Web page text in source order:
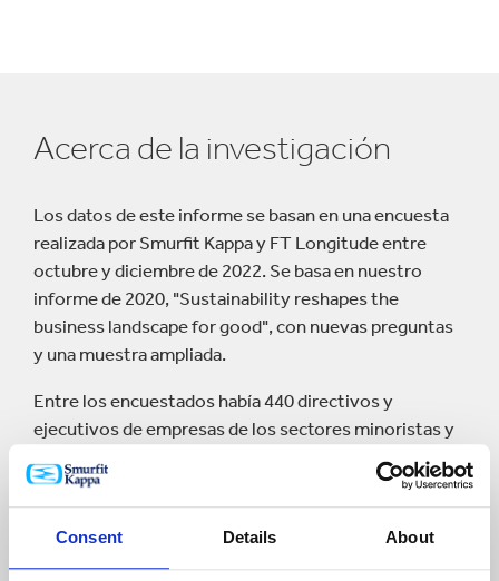
Consent Details About
Acerca de la investigación
Los datos de este informe se basan en una encuesta
realizada por Smurfit Kappa y FT Longitude entre
octubre y diciembre de 2022. Se basa en nuestro
informe de 2020, "Sustainability reshapes the
business landscape for good", con nuevas preguntas
y una muestra ampliada.
Entre los encuestados había 440 directivos y
ejecutivos de empresas de los sectores minoristas y
de productos de consumo, incluidos los bienes de
consumo de rápida rotación (FMCG) y de comercio
electrónico. Todos los encuestados supervisan o son
responsables de las iniciativas de sostenibilidad de su
organización, y el 25 % ocupan puestos directivos.